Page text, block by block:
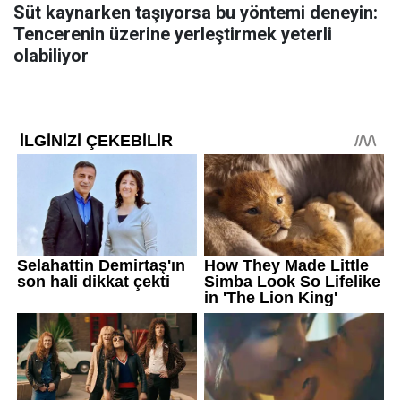
Süt kaynarken taşıyorsa bu yöntemi deneyin:
Tencerenin üzerine yerleştirmek yeterli
olabiliyor